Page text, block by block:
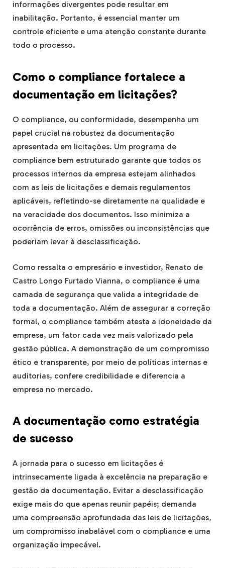
informações divergentes pode resultar em
inabilitação. Portanto, é essencial manter um
controle eficiente e uma atenção constante durante
todo o processo.
Como o compliance fortalece a
documentação em licitações?
O compliance, ou conformidade, desempenha um
papel crucial na robustez da documentação
apresentada em licitações. Um programa de
compliance bem estruturado garante que todos os
processos internos da empresa estejam alinhados
com as leis de licitações e demais regulamentos
aplicáveis, refletindo-se diretamente na qualidade e
na veracidade dos documentos. Isso minimiza a
ocorrência de erros, omissões ou inconsistências que
poderiam levar à desclassificação.
Como ressalta o empresário e investidor, Renato de
Castro Longo Furtado Vianna, o compliance é uma
camada de segurança que valida a integridade de
toda a documentação. Além de assegurar a correção
formal, o compliance também atesta a idoneidade da
empresa, um fator cada vez mais valorizado pela
gestão pública. A demonstração de um compromisso
ético e transparente, por meio de políticas internas e
auditorias, confere credibilidade e diferencia a
empresa no mercado.
A documentação como estratégia
de sucesso
A jornada para o sucesso em licitações é
intrinsecamente ligada à excelência na preparação e
gestão da documentação. Evitar a desclassificação
exige mais do que apenas reunir papéis; demanda
uma compreensão aprofundada das leis de licitações,
um compromisso inabalável com o compliance e uma
organização impecável.